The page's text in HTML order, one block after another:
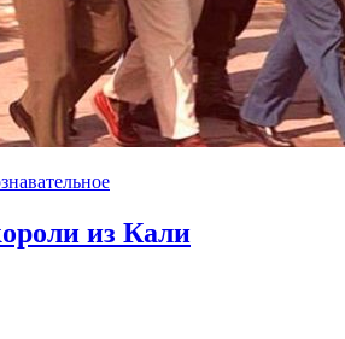
из Кали